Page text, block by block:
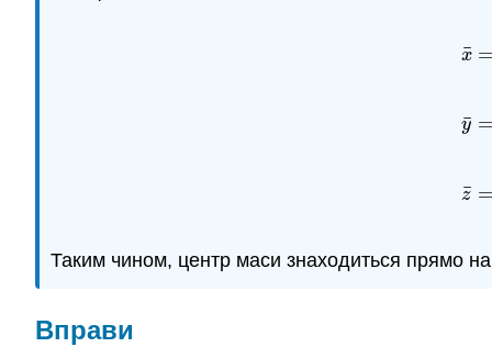
x
¯
y
¯
z
¯
=
=
=
x¯ =∫
Таким чином, центр маси знаходиться прямо на
Вправи